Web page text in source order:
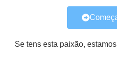
Se tens esta paixão,